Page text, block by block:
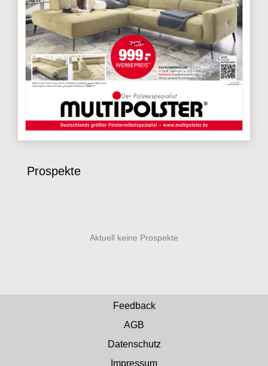
Prospekte
Feedback
AGB
Datenschutz
Impressum